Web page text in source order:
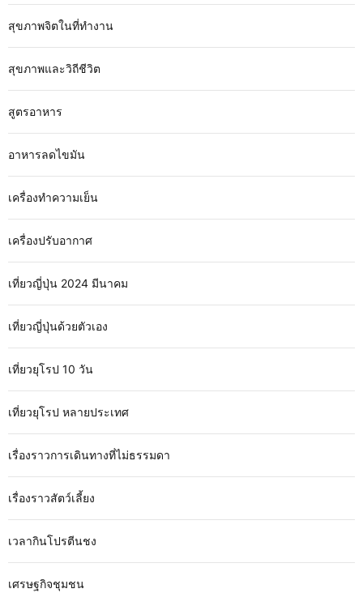
สุขภาพจิตในที่ทำงาน
สุขภาพและวิถีชีวิต
สูตรอาหาร
อาหารลดไขมัน
เครื่องทำความเย็น
เครื่องปรับอากาศ
เที่ยวญี่ปุ่น 2024 มีนาคม
เที่ยวญี่ปุ่นด้วยตัวเอง
เที่ยวยุโรป 10 วัน
เที่ยวยุโรป หลายประเทศ
เรื่องราวการเดินทางที่ไม่ธรรมดา
เรื่องราวสัตว์เลี้ยง
เวลากินโปรตีนชง
เศรษฐกิจชุมชน